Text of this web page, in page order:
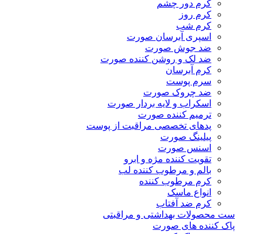
کرم دور چشم
کرم روز
کرم شب
اسپری آبرسان صورت
ضد جوش صورت
ضد لک و روشن کننده صورت
کرم آبرسان
سرم پوست
ضد چروک صورت
اسکراب و لایه بردار صورت
ترمیم کننده صورت
پدهای تخصصی مراقبت از پوست
پیلینگ صورت
اسنس صورت
تقویت کننده مژه و ابرو
بالم و مرطوب کننده لب
کرم مرطوب کننده
انواع ماسک
کرم ضد آفتاب
ست محصولات بهداشتی و مراقبتی
پاک کننده های صورت